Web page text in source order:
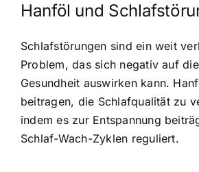
Hanföl und
Schlafstörungen sind ein weit
Problem, das sich negativ auf
Gesundheit auswirken kann.
beitragen, die Schlafqualität zu
indem es zur Entspannung
Schlaf-Wach-Zyklen reguliert.